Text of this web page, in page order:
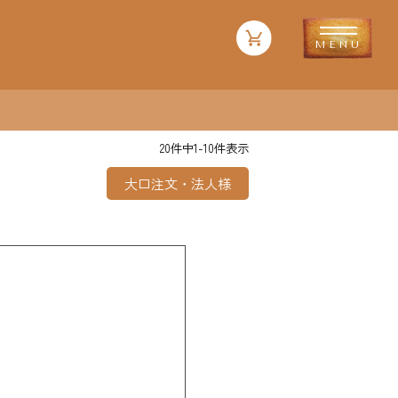
20件中1-10件表示
大口注文・法人様